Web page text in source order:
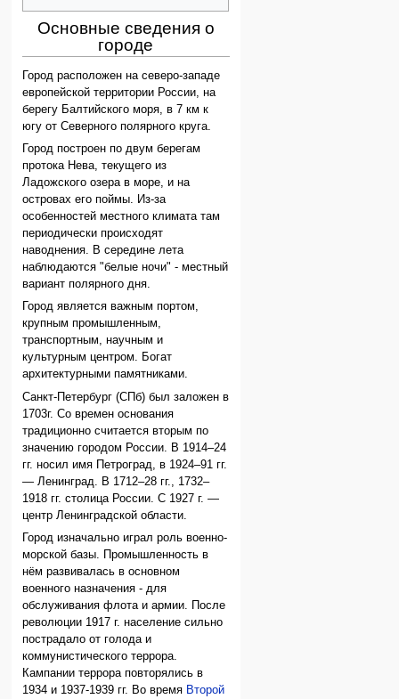
Основные сведения о
городе
Город расположен на северо-западе
европейской территории России, на
берегу Балтийского моря, в 7 км к
югу от Северного полярного круга.
Город построен по двум берегам
протока Нева, текущего из
Ладожского озера в море, и на
островах его поймы. Из-за
особенностей местного климата там
периодически происходят
наводнения. В середине лета
наблюдаются "белые ночи" - местный
вариант полярного дня.
Город является важным портом,
крупным промышленным,
транспортным, научным и
культурным центром. Богат
архитектурными памятниками.
Санкт-Петербург (СПб) был заложен в
1703г. Со времен основания
традиционно считается вторым по
значению городом России. В 1914–24
гг. носил имя Петроград, в 1924–91 гг.
— Ленинград. В 1712–28 гг., 1732–
1918 гг. столица России. С 1927 г. —
центр Ленинградской области.
Город изначально играл роль военно-
морской базы. Промышленность в
нём развивалась в основном
военного назначения - для
обслуживания флота и армии. После
революции 1917 г. население сильно
пострадало от голода и
коммунистического террора.
Кампании террора повторялись в
1934 и 1937-1939 гг. Во время Второй